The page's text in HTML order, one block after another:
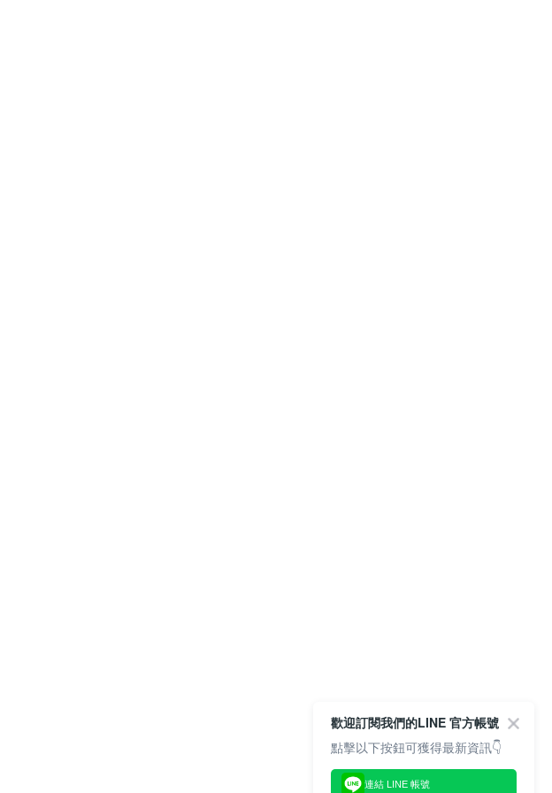
歡迎訂閱我們的LINE 官方帳號
點擊以下按鈕可獲得最新資訊👇
連結 LINE 帳號